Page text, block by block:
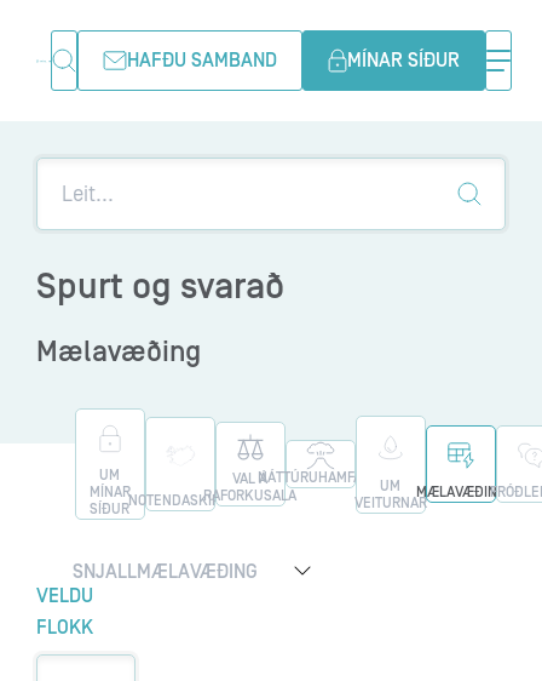
HAFÐU SAMBAND MÍNAR SÍÐUR
Spurt og svarað
Mælavæðing
UM
MÍNAR
SÍÐUR
NOTENDASKIPTI
VAL Á
RAFORKUSALA
NÁTTÚRUHAMFARIRUM
VEITURNAR
MÆLAVÆÐING
VELDU
FLOKK
SNJALLMÆLAVÆÐING